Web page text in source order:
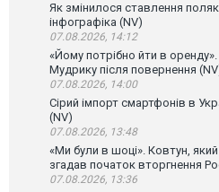
Як змінилося ставлення
інфографіка (NV)
07.08.2026, 14:12
«Йому потрібно йти в
Мудрику після повернення
07.08.2026, 14:00
Сірий імпорт смартфонів в
(NV)
07.08.2026, 13:48
«Ми були в шоці». Ковтун,
згадав початок вторгнення
07.08.2026, 13:36